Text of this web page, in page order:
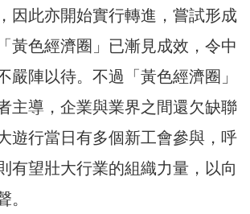
因此亦開始實行轉進，嘗試形成
黃色經濟圈」已漸見成效，令中
嚴陣以待。不過「黃色經濟圈」
主導，企業與業界之間還欠缺聯
遊行當日有多個新工會參與，呼
有望壯大行業的組織力量，以向
。